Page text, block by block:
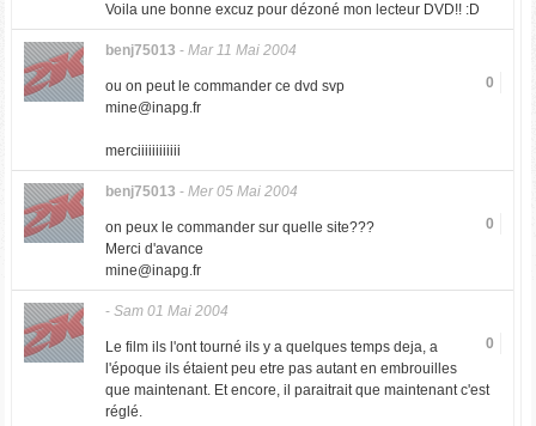
Voila une bonne excuz pour dézoné mon lecteur DVD!! :D
benj75013 - Mar 11 Mai 2004
0
ou on peut le commander ce dvd svp
mine@inapg.fr
merciiiiiiiiiiii
benj75013 - Mer 05 Mai 2004
0
on peux le commander sur quelle site???
Merci d'avance
mine@inapg.fr
- Sam 01 Mai 2004
0
Le film ils l'ont tourné ils y a quelques temps deja, a
l'époque ils étaient peu etre pas autant en embrouilles
que maintenant. Et encore, il paraitrait que maintenant c'est
réglé.